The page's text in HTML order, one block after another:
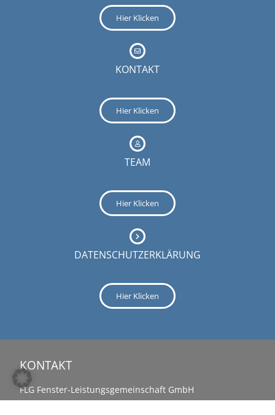
Hier Klicken
KONTAKT
Hier Klicken
TEAM
Hier Klicken
DATENSCHUTZERKLÄRUNG
Hier Klicken
KONTAKT
FLG Fenster-Leistungsgemeinschaft GmbH